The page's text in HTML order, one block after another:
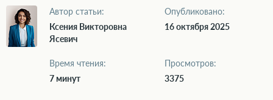
Автор статьи:
Ксения Викторовна
Ясевич
Опубликовано:
16 октября 2025
Время чтения:
7 минут
Просмотров:
3375